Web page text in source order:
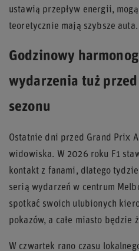
ustawią przepływ energii,
teoretycznie mają szybsze auta.
Godzinowy
wydarzenia tuż
sezonu
Ostatnie dni przed Grand Prix
widowiska. W 2026 roku F1
kontakt z fanami, dlatego
serią wydarzeń w centrum
spotkać swoich ulubionych
pokazów, a całe miasto będzie
W czwartek rano czasu